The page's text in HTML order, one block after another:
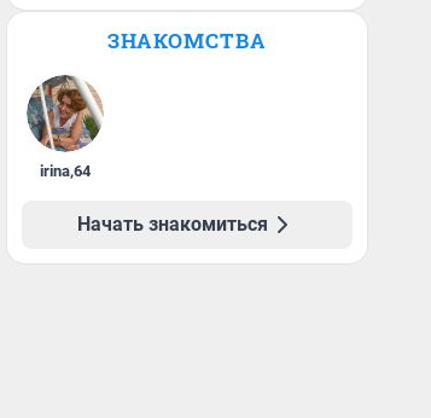
ЗНАКОМСТВА
irina,64
Начать знакомиться